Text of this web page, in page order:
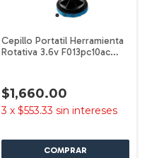
Cepillo Portatil Herramienta
Rotativa 3.6v F013pc10ac
$1,660.00
3 x $553.33 sin intereses